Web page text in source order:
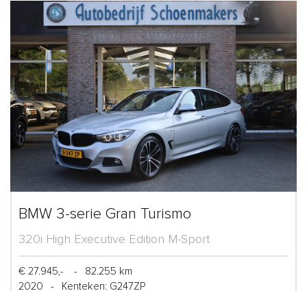
BMW 3-serie Gran Turismo
320i High Executive Edition M-Sport
€ 27.945,- -
82.255 km
2020
- Kenteken: G247ZP